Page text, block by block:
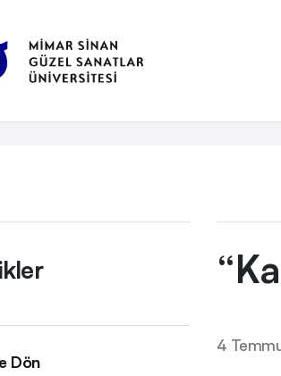
Etkinlikler “Karanlığın Kör Balıkları” Sergisi
Dön
4